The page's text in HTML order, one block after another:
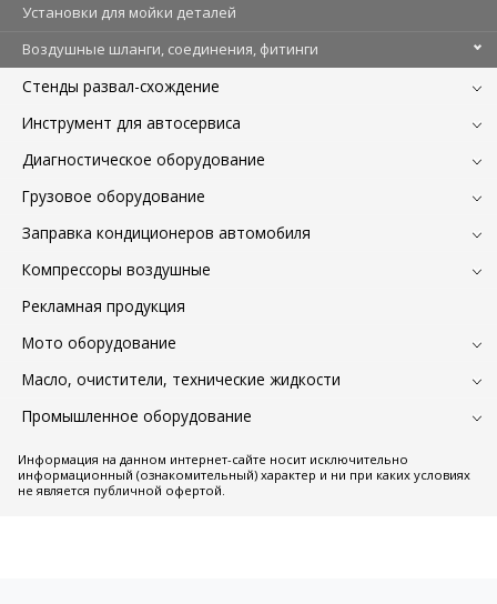
Установки для мойки деталей
Воздушные шланги, соединения, фитинги
Стенды развал-схождение
Инструмент для автосервиса
Диагностическое оборудование
Грузовое оборудование
Заправка кондиционеров автомобиля
Компрессоры воздушные
Рекламная продукция
Мото оборудование
Масло, очистители, технические жидкости
Промышленное оборудование
Информация на данном интернет-сайте носит исключительно
информационный (ознакомительный) характер и ни при каких условиях
не является публичной офертой.